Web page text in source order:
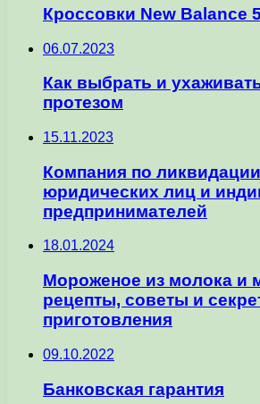
Кроссовки New Balance
06.07.2023
Как выбрать и
протезом
15.11.2023
Компания по
юридических лиц и
предпринимателей
18.01.2024
Мороженое из молока и
рецепты, советы и
приготовления
09.10.2022
Банковская гарантия